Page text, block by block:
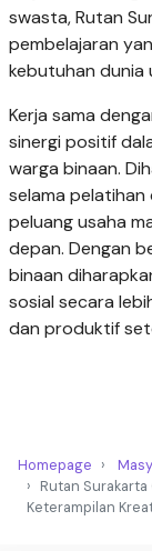
swasta, Rutan
pembelajaran
kebutuhan dunia
Kerja sama
sinergi positif
warga binaan.
selama
peluang usaha
depan. Dengan
binaan
sosial secara
dan produktif
Homepage
Rutan Surakarta
Keterampilan